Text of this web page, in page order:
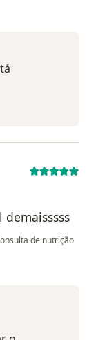
de nutrição